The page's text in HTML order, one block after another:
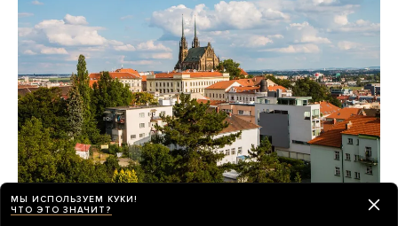
Зачем абитуриенты из постсоветских
МЫ ИСПОЛЬЗУЕМ КУКИ!
ЧТО ЭТО ЗНАЧИТ?